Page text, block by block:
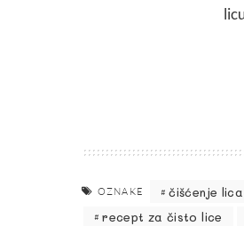
OZNAKE čišćenje lica
recept za čisto lice